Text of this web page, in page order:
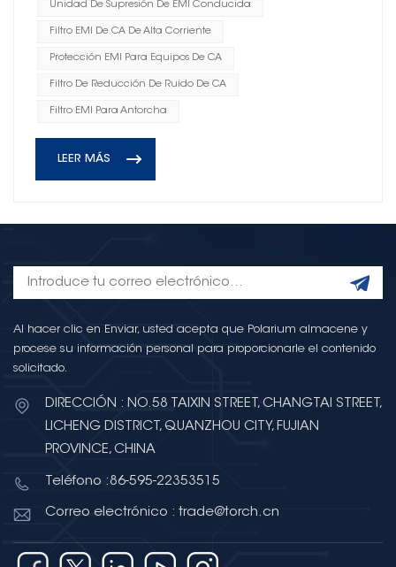
Unidad De Supresión De EMI Conducida
Filtro EMI De CA De Alta Corriente
Protección EMI Para Equipos De CA
Filtro De Reducción De Ruido De CA
Filtro EMI Para Antorcha
LEER MÁS
Al hacer clic en Enviar, usted acepta que Polarium almacene y
procese su información personal para proporcionarle el contenido
solicitado.
DIRECCIÓN : NO.58 TAIXIN STREET, CHANGTAI STREET,
LICHENG DISTRICT, QUANZHOU CITY, FUJIAN
PROVINCE, CHINA
Teléfono :86-595-22353515
Correo electrónico : trade@torch.cn